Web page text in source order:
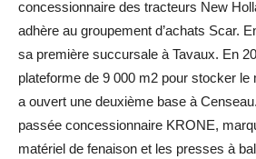
concessionnaire des tracteurs New
adhère au groupement d’achats Scar.
sa première succursale à Tavaux. En
plateforme de 9 000 m2 pour stocker le
a ouvert une deuxième base à
passée concessionnaire KRONE,
matériel de fenaison et les presses à